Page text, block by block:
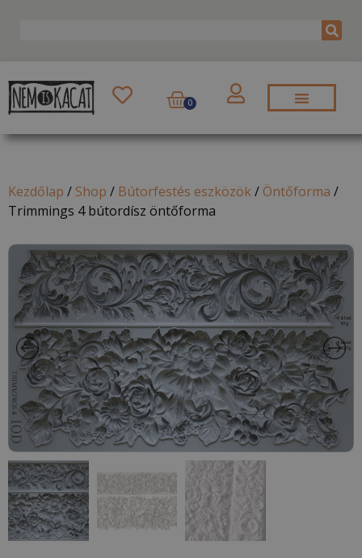
0
Kezdőlap / Shop / Bútorfestés eszközök/ Öntőforma /
Trimmings 4 bútordísz öntőforma